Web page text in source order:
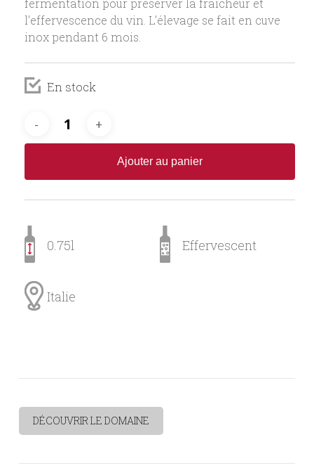
fermentation pour préserver la fraîcheur et
l’effervescence du vin. L’élevage se fait en cuve
inox pendant 6 mois.
En stock
Ajouter au panier
0.75l Effervescent
Italie
DÉCOUVRIR LE DOMAINE